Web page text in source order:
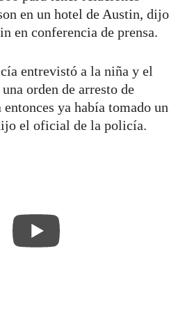
en un hotel de Austin, dijo
en conferencia de prensa.
entrevistó a la niña y el
orden de arresto de
ya había tomado un
el oficial de la policía.